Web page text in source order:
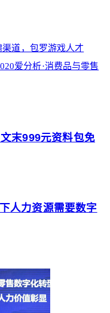
道，包罗游戏人才
爱分析·消费品与零售
末999元资料包免
人力资源需要数字